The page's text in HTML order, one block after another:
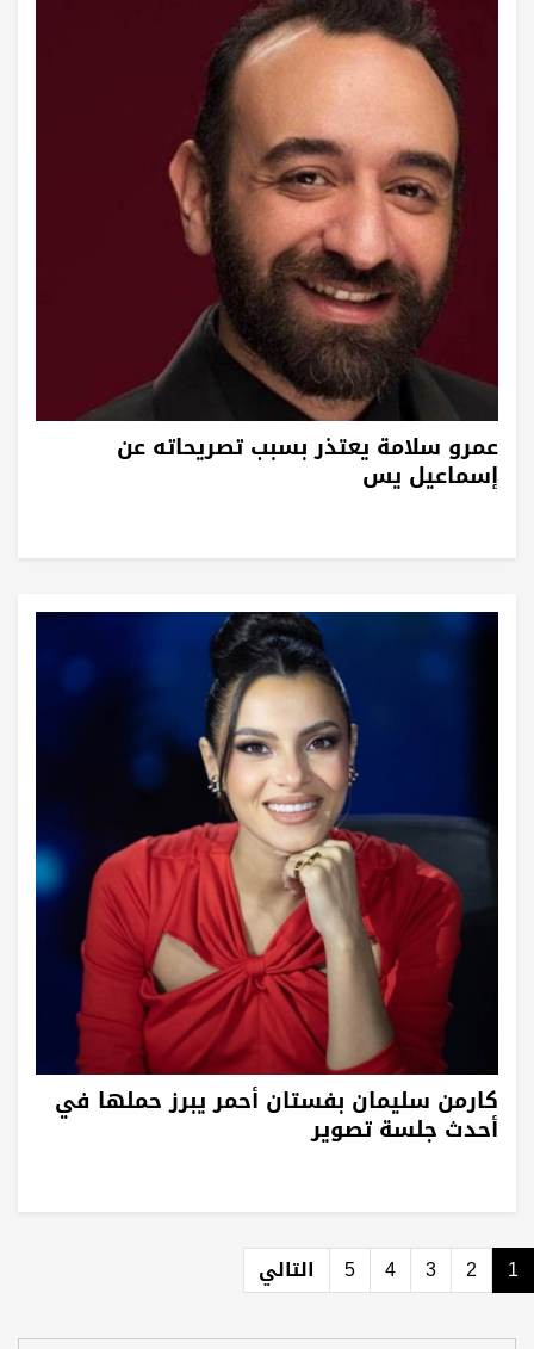
عمرو سلامة يعتذر بسبب تصريحاته عن
إسماعيل يس
كارمن سليمان بفستان أحمر يبرز حملها في
أحدث جلسة تصوير
1
2
3
4
5 التالي